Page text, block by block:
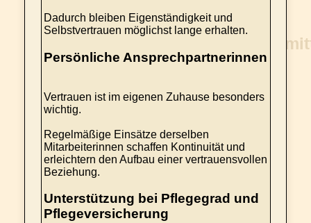
Dadurch bleiben Eigenständigkeit und
Selbstvertrauen möglichst lange erhalten.
Persönliche Ansprechpartnerinnen
Vertrauen ist im eigenen Zuhause besonders
wichtig.
Regelmäßige Einsätze derselben
Mitarbeiterinnen schaffen Kontinuität und
erleichtern den Aufbau einer vertrauensvollen
Beziehung.
Unterstützung bei Pflegegrad und
Pflegeversicherung